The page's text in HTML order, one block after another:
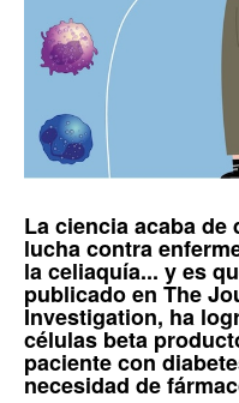
La ciencia acaba de
lucha contra
laceliaquía... y es
publicado en The
Investigation, ha
células beta
paciente con
necesidad de